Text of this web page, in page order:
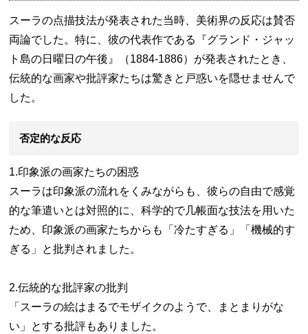
スーラの点描技法が発表された当時、美術界の反応は賛否
両論でした。特に、彼の代表作である『グランド・ジャッ
ト島の日曜日の午後』（1884-1886）が発表されたとき、
伝統的な画家や批評家たちは驚きと戸惑いを隠せませんで
した。
否定的な反応
1.印象派の画家たちの困惑
スーラは印象派の流れをくみながらも、彼らの自由で感覚
的な筆遣いとは対照的に、科学的で几帳面な技法を用いた
ため、印象派の画家たちからも「冷たすぎる」「機械的す
ぎる」と批判されました。
2.伝統的な批評家の批判
「スーラの絵はまるでモザイクのようで、まとまりがな
い」とする批評もありました。